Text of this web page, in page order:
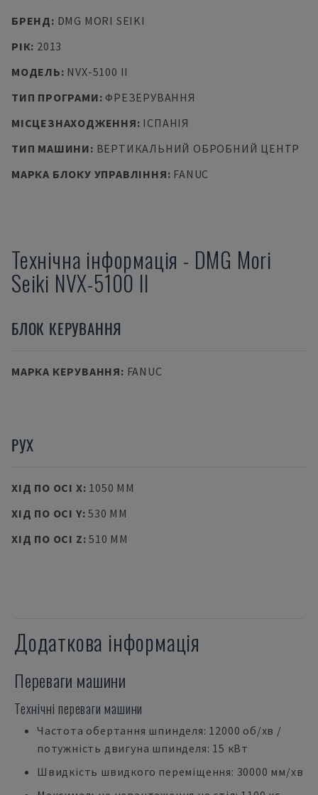
БРЕНД: DMG MORI SEIKI
РІК: 2013
МОДЕЛЬ: NVX-5100 II
ТИП ПРОГРАМИ: ФРЕЗЕРУВАННЯ
МІСЦЕЗНАХОДЖЕННЯ: ІСПАНІЯ
ТИП МАШИНИ: ВЕРТИКАЛЬНИЙ ОБРОБНИЙ ЦЕНТР
МАРКА БЛОКУ УПРАВЛІННЯ: FANUC
Технічна інформація - DMG Mori
Seiki NVX-5100 II
БЛОК КЕРУВАННЯ
МАРКА КЕРУВАННЯ: FANUC
РУХ
ХІД ПО ОСІ X: 1050 MM
ХІД ПО ОСІ Y:530 MM
ХІД ПО ОСІ Z:510 MM
Додаткова інформація
Переваги машини
Технічні переваги машини
Частота обертання шпинделя: 12000 об/хв /
потужність двигуна шпинделя: 15 кВт
Швидкість швидкого переміщення: 30000 мм/хв